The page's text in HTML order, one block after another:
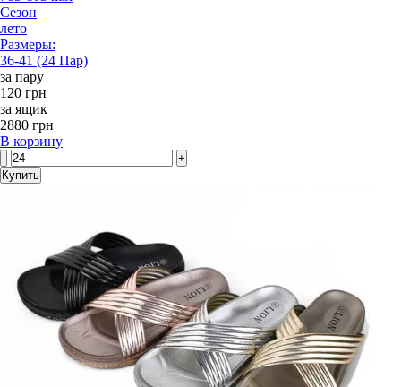
Сезон
лето
Размеры:
36-41 (24 Пар)
за пару
120 грн
за ящик
2880 грн
В корзину
-
+
Купить